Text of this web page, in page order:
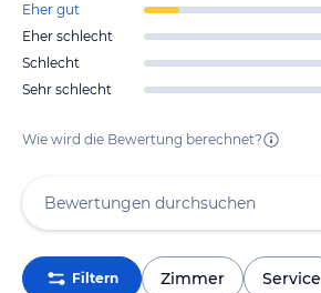
Eher gut
Eher schlecht
Schlecht
Sehr schlecht
Wie wird die Bewertung berechnet?
Filtern Zimmer Service